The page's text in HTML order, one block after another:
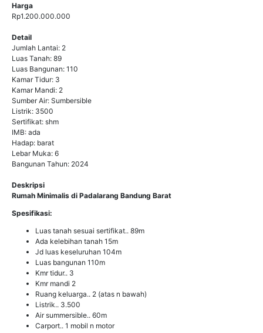
Harga
Rp1.200.000.000
Detail
Jumlah Lantai: 2
Luas Tanah: 89
Luas Bangunan: 110
Kamar Tidur: 3
Kamar Mandi: 2
Sumber Air: Sumbersible
Listrik: 3500
Sertifikat: shm
IMB: ada
Hadap: barat
Lebar Muka: 6
Bangunan Tahun: 2024
Deskripsi
Rumah Minimalis di Padalarang Bandung Barat
Spesifikasi:
Luas tanah sesuai sertifikat.. 89m
Ada kelebihan tanah 15m
Jd luas keseluruhan 104m
Luas bangunan 110m
Kmr tidur.. 3
Kmr mandi 2
Ruang keluarga.. 2 (atas n bawah)
Listrik.. 3.500
Air summersible.. 60m
Carport.. 1 mobil n motor